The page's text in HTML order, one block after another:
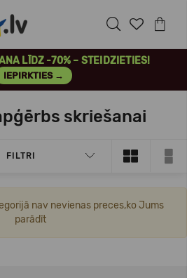
LĪDZ -70% – STEIDZIETIES!
IEPIRKTIES →
skriešanai
FILTRI
nav nevienas preces,ko Jums
parādīt